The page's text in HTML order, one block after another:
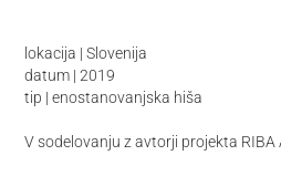
lokacija | Slovenija
datum | 2019
tip | enostanovanjska hiša
V sodelovanju z avtorji projekta RIBA